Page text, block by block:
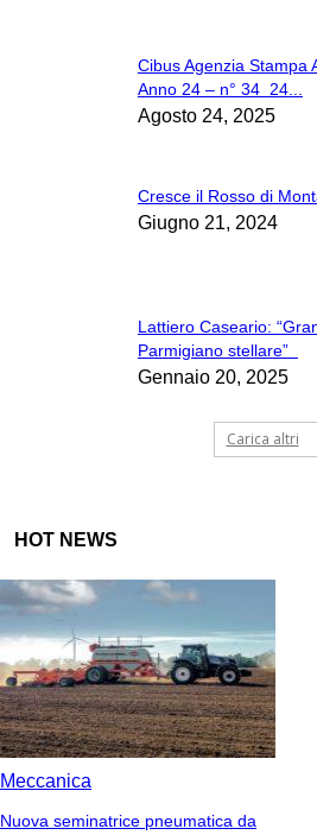
Cibus Agenzia Stampa
Anno 24 – n° 34 24...
Agosto 24, 2025
Cresce il Rosso di
Giugno 21, 2024
Lattiero Caseario:
Parmigiano stellare”
Gennaio 20, 2025
Carica altri
HOT NEWS
Meccanica
Nuova seminatrice pneumatica da